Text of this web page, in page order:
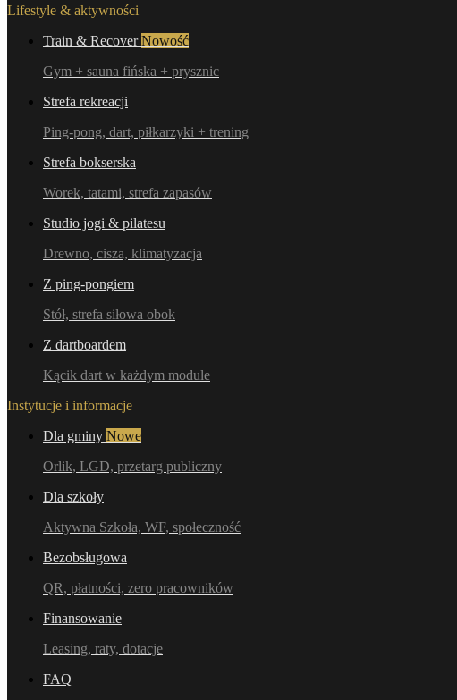
Lifestyle & aktywności
Train & Recover Nowość
Gym + sauna fińska + prysznic
Strefa rekreacji
Ping-pong, dart, piłkarzyki + trening
Strefa bokserska
Worek, tatami, strefa zapasów
Studio jogi & pilatesu
Drewno, cisza, klimatyzacja
Z ping-pongiem
Stół, strefa siłowa obok
Z dartboardem
Kącik dart w każdym module
Instytucje i informacje
Dla gminy Nowe
Orlik, LGD, przetarg publiczny
Dla szkoły
Aktywna Szkoła, WF, społeczność
Bezobsługowa
QR, płatności, zero pracowników
Finansowanie
Leasing, raty, dotacje
FAQ